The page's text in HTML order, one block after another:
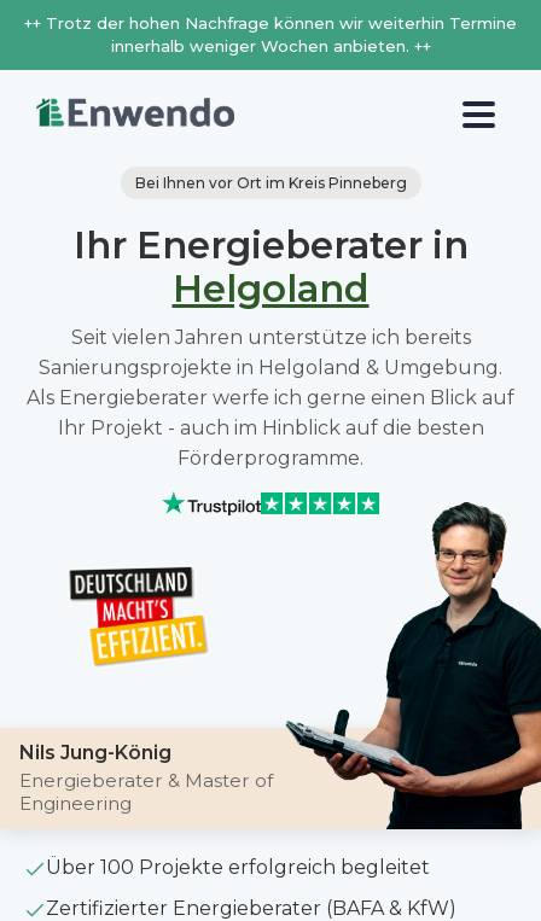
++ Trotz der hohen Nachfrage können wir weiterhin Termine
innerhalb weniger Wochen anbieten. ++
Bei Ihnen vor Ort im Kreis Pinneberg
Ihr Energieberater in
Helgoland
Seit vielen Jahren unterstütze ich bereits
Sanierungsprojekte in Helgoland & Umgebung.
Als Energieberater werfe ich gerne einen Blick auf
Ihr Projekt - auch im Hinblick auf die besten
Förderprogramme.
Nils Jung-König
Energieberater & Master of
Engineering
Über 100 Projekte erfolgreich begleitet
Zertifizierter Energieberater (BAFA & KfW)